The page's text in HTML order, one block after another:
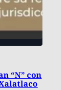
“N” con